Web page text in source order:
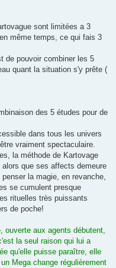
sont limitées a 3
même temps, ce qui fais 3
de pouvoir combiner les 5
quant la situation s'y prête (
des 5 études pour de
dans tous les univers
vraiment spectaculaire.
la méthode de Kartovage
que ses affects demeure
la magie, en revanche,
se cumulent presque
rituelles très puissants
de poche!
ouverte aux agents débutent,
la seul raison qui lui a
qu'elle puisse paraître, elle
Mega change régulièrement